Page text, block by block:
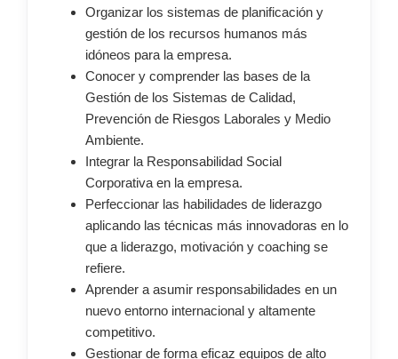
Organizar los sistemas de planificación y
gestión de los recursos humanos más
idóneos para la empresa.
Conocer y comprender las bases de la
Gestión de los Sistemas de Calidad,
Prevención de Riesgos Laborales y Medio
Ambiente.
Integrar la Responsabilidad Social
Corporativa en la empresa.
Perfeccionar las habilidades de liderazgo
aplicando las técnicas más innovadoras en lo
que a liderazgo, motivación y coaching se
refiere.
Aprender a asumir responsabilidades en un
nuevo entorno internacional y altamente
competitivo.
Gestionar de forma eficaz equipos de alto